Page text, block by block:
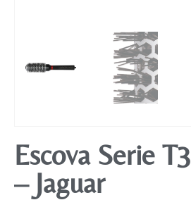
Escova Serie
– Jaguar